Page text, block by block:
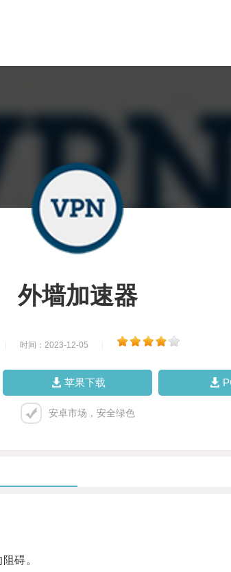
外墙加速器
时间：2023-12-05
苹果下载
安卓市场，安全绿色
碍。